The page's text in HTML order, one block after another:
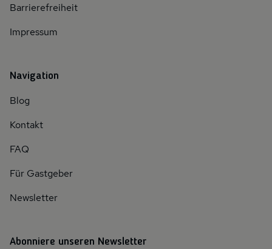
Barrierefreiheit
Impressum
Navigation
Blog
Kontakt
FAQ
Für Gastgeber
Newsletter
Abonniere unseren Newsletter